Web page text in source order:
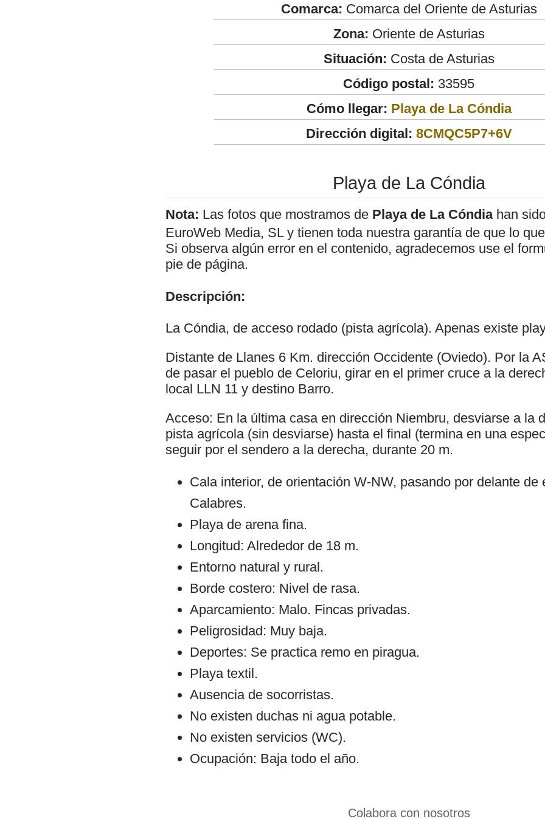
Comarca: Comarca del Oriente de Asturias
Zona: Oriente de Asturias
Situación: Costa de Asturias
Código postal: 33595
Cómo llegar: Playa de La Cóndia
Dirección digital: 8CMQC5P7+6V
Playa de La Cóndia
Nota: Las fotos que mostramos de Playa de La Cóndiahan
EuroWeb Media, SL y tienen toda nuestra garantía de que lo
Si observa algún error en el contenido, agradecemos use el
pie de página.
Descripción:
La Cóndia, de acceso rodado (pista agrícola). Apenas existe
Distante de Llanes 6 Km. dirección Occidente (Oviedo). Por la
de pasar el pueblo de Celoriu, girar en el primer cruce a la
local LLN 11 y destino Barro.
Acceso: En la última casa en dirección Niembru, desviarse a la
pista agrícola (sin desviarse) hasta el final (termina en una
seguir por el sendero a la derecha, durante 20 m.
Cala interior, de orientación W-NW, pasando por delante de
Calabres.
Playa de arena fina.
Longitud: Alrededor de 18 m.
Entorno natural y rural.
Borde costero: Nivel de rasa.
Aparcamiento: Malo. Fincas privadas.
Peligrosidad: Muy baja.
Deportes: Se practica remo en piragua.
Playa textil.
Ausencia de socorristas.
No existen duchas ni agua potable.
No existen servicios (WC).
Ocupación: Baja todo el año.
Colabora con nosotros